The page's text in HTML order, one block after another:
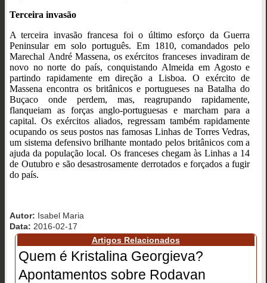
Terceira invasão
A terceira invasão francesa foi o último esforço da Guerra
Peninsular em solo português. Em 1810, comandados pelo
Marechal André Massena, os exércitos franceses invadiram de
novo no norte do país, conquistando Almeida em Agosto e
partindo rapidamente em direção a Lisboa. O exército de
Massena encontra os britânicos e portugueses na Batalha do
Buçaco onde perdem, mas, reagrupando rapidamente,
flanqueiam as forças anglo-portuguesas e marcham para a
capital. Os exércitos aliados, regressam também rapidamente
ocupando os seus postos nas famosas Linhas de Torres Vedras,
um sistema defensivo brilhante montado pelos britânicos com a
ajuda da população local. Os franceses chegam às Linhas a 14
de Outubro e são desastrosamente derrotados e forçados a fugir
do país.
Autor: Isabel Maria
Data: 2016-02-17
Artigos Relacionados
Quem é Kristalina Georgieva?
Apontamentos sobre Rodavan